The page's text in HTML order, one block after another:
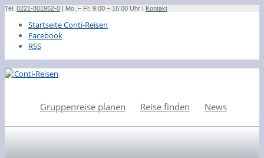
Tel. 0221-801952-0 | Mo. – Fr. 9:00 – 16:00 Uhr | Kontakt
Startseite Conti-Reisen
Facebook
RSS
Gruppenreise planen Reise finden News